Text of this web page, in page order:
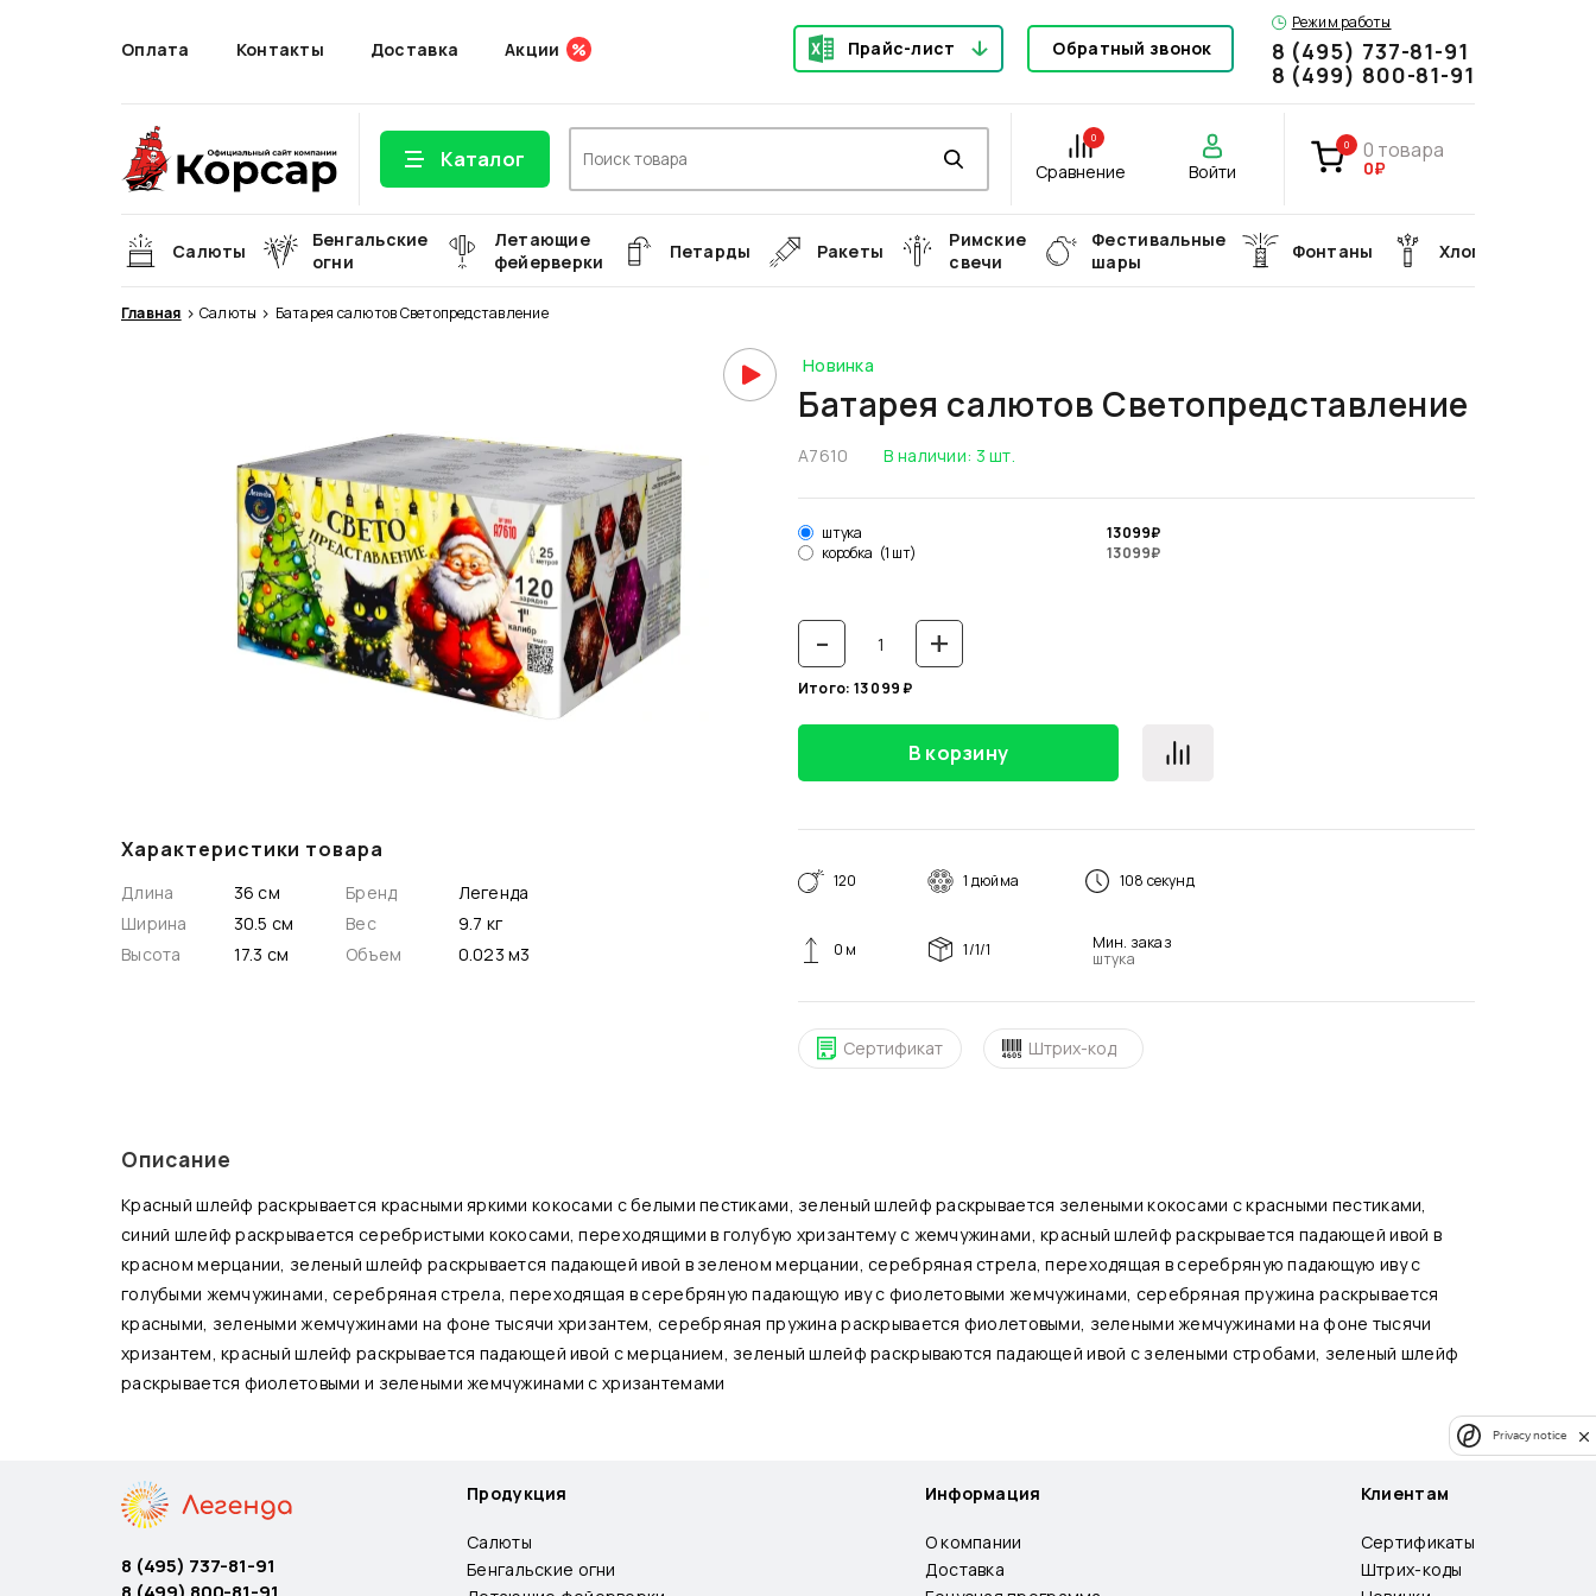
Оплата Контакты Доставка Акции Прайс-лист Обратный звонок
Режим работы
8 (495) 737-81-91
8 (499) 800-81-91
Каталог
0
Сравнение Войти
0 0 товара
0₽
Салюты
Бенгальские
огни
Летающие
фейерверки
Петарды Ракеты
Римские
свечи
Фестивальные
шары
Фонтаны Хлопушки
Главная Салюты Батарея салютов Светопредставление
Новинка
Батарея салютов Светопредставление
А7610 В наличии: 3шт.
штука 13 099₽
коробка (1 шт) 13 099₽
- +
Итого: 13 099₽
В корзину
Характеристики товара
Длина
36 см
Ширина
30.5 см
Высота
17.3 см
Бренд
Легенда
Вес
9.7 кг
Объем
0.023 м3
120 1 дюйма 108 секунд
0 м 1/1/1
Мин. заказ
штука
Сертификат Штрих-код
Описание
Красный шлейф раскрывается красными яркими кокосами с белыми пестиками, зеленый шлейф раскрывается зелеными кокосами с красными пестиками,
синий шлейф раскрывается серебристыми кокосами, переходящими в голубую хризантему с жемчужинами, красный шлейф раскрывается падающей ивой в
красном мерцании, зеленый шлейф раскрывается падающей ивой в зеленом мерцании, серебряная стрела, переходящая в серебряную падающую иву с
голубыми жемчужинами, серебряная стрела, переходящая в серебряную падающую иву с фиолетовыми жемчужинами, серебряная пружина раскрывается
красными, зелеными жемчужинами на фоне тысячи хризантем, серебряная пружина раскрывается фиолетовыми, зелеными жемчужинами на фоне тысячи
хризантем, красный шлейф раскрывается падающей ивой с мерцанием, зеленый шлейф раскрываются падающей ивой с зелеными стробами, зеленый шлейф
раскрывается фиолетовыми и зелеными жемчужинами с хризантемами
8 (495) 737-81-91
Продукция
Салюты
Бенгальские огни
Информация
О компании
Доставка
Клиентам
Сертификаты
Штрих-коды
Privacy notice